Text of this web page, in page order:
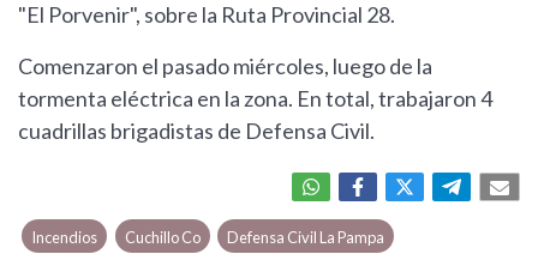
"El Porvenir", sobre la Ruta Provincial 28.
Comenzaron el pasado miércoles, luego de la
tormenta eléctrica en la zona. En total, trabajaron 4
cuadrillas brigadistas de Defensa Civil.
Incendios Cuchillo Co Defensa Civil La Pampa